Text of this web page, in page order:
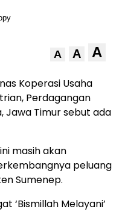
A A A
Koperasi Usaha
Perdagangan
Jawa Timur sebut ada
masih akan
peluang
Sumenep.
‘Bismillah Melayani’